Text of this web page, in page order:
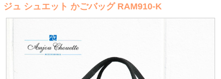
ジュ シュエット かごバッグ RAM910-K